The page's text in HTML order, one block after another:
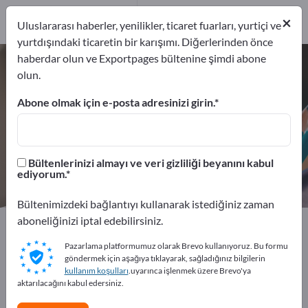
Tükenmez kalem – üreticileri ve
Distribütör
1
Üreticiler2
Distribütör1
Exportpages Büro malzemeleri
Tükenmez kalem
Exportpages'te ücretsiz reklam
verin!
×
Uluslararası haberler, yenilikler, ticaret fuarları, yurtiçi ve
yurtdışındaki ticaretin bir karışımı. Diğerlerinden önce
haberdar olun ve Exportpages bültenine şimdi abone
olun.
Abone olmak için e-posta adresinizi girin.
Bültenlerinizi almayı ve veri gizliliği beyanını kabul
ediyorum.
Bültenimizdeki bağlantıyı kullanarak istediğiniz zaman
aboneliğinizi iptal edebilirsiniz.
Pazarlama platformumuz olarak Brevo kullanıyoruz. Bu formu
göndermek için aşağıya tıklayarak, sağladığınız bilgilerin
kullanım koşulları.uyarınca işlenmek üzere Brevo'ya
aktarılacağını kabul edersiniz.